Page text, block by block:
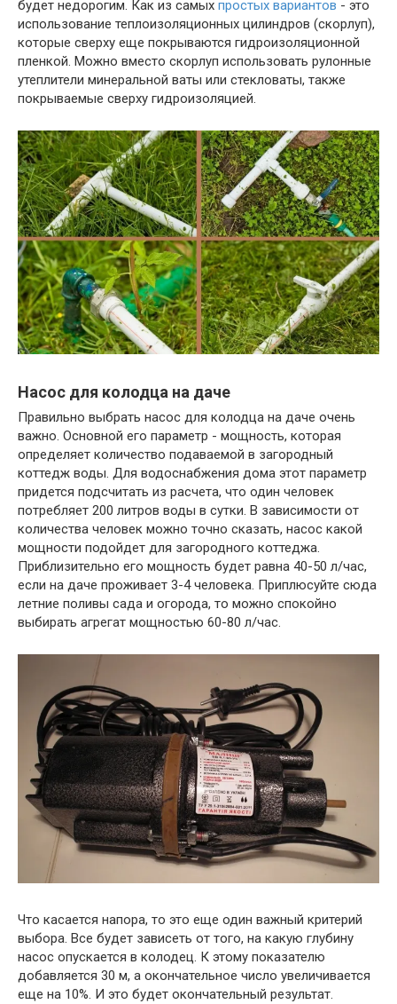
будет недорогим. Как из самых простых вариантов - это
использование теплоизоляционных цилиндров (скорлуп),
которые сверху еще покрываются гидроизоляционной
пленкой. Можно вместо скорлуп использовать рулонные
утеплители минеральной ваты или стекловаты, также
покрываемые сверху гидроизоляцией.
Насос для колодца на даче
Правильно выбрать насос для колодца на даче очень
важно. Основной его параметр - мощность, которая
определяет количество подаваемой в загородный
коттедж воды. Для водоснабжения дома этот параметр
придется подсчитать из расчета, что один человек
потребляет 200 литров воды в сутки. В зависимости от
количества человек можно точно сказать, насос какой
мощности подойдет для загородного коттеджа.
Приблизительно его мощность будет равна 40-50 л/час,
если на даче проживает 3-4 человека. Приплюсуйте сюда
летние поливы сада и огорода, то можно спокойно
выбирать агрегат мощностью 60-80 л/час.
Что касается напора, то это еще один важный критерий
выбора. Все будет зависеть от того, на какую глубину
насос опускается в колодец. К этому показателю
добавляется 30 м, а окончательное число увеличивается
еще на 10%. И это будет окончательный результат.